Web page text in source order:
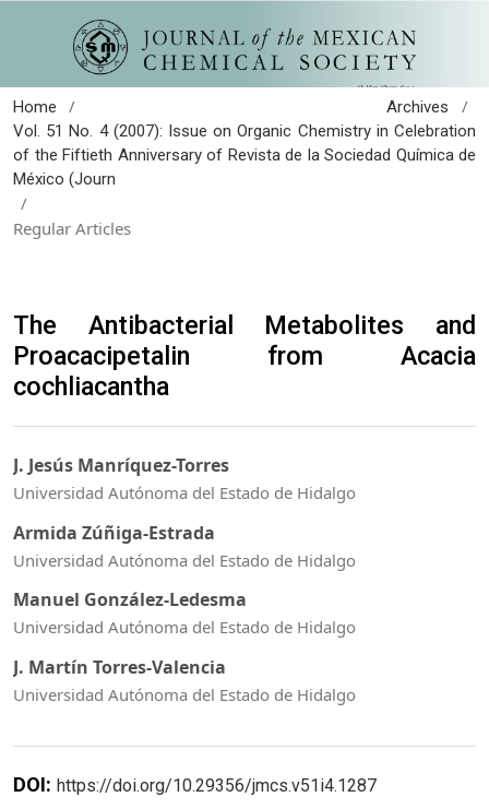
Home / Archives /
Vol. 51 No. 4 (2007): Issue on Organic Chemistry in Celebration
of the Fiftieth Anniversary of Revista de la Sociedad Química de
México (Journ
/
Regular Articles
The Antibacterial Metabolites and
Proacacipetalin from Acacia
cochliacantha
J. Jesús Manríquez-Torres
Universidad Autónoma del Estado de Hidalgo
Armida Zúñiga-Estrada
Universidad Autónoma del Estado de Hidalgo
Manuel González-Ledesma
Universidad Autónoma del Estado de Hidalgo
J. Martín Torres-Valencia
Universidad Autónoma del Estado de Hidalgo
DOI: https://doi.org/10.29356/jmcs.v51i4.1287